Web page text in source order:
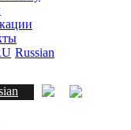
Russian